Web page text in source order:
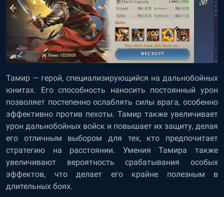
Тамир — герой, специализирующийся на дальнобойных
юнитах. Его способность наносить постоянный урон
позволяет постепенно ослаблять силы врага, особенно
эффективно против пехоты. Тамир также увеличивает
урон дальнобойных войск и повышает их защиту, делая
его отличным выбором для тех, кто предпочитает
стратегию на расстоянии. Умения Тамира также
увеличивают вероятность срабатывания особых
эффектов, что делает его крайне полезным в
длительных боях.